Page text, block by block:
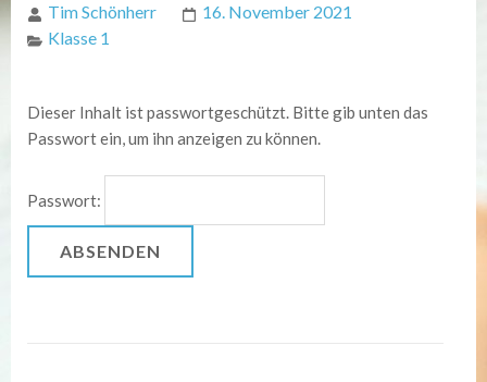
Tim Schönherr
16. November 2021
Klasse 1
Dieser Inhalt ist passwortgeschützt. Bitte gib unten das
Passwort ein, um ihn anzeigen zu können.
Passwort: